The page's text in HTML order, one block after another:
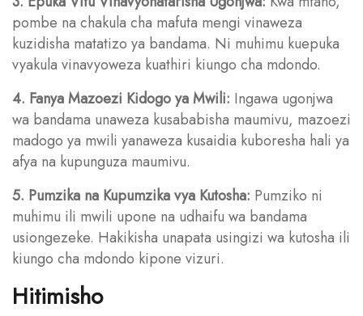
pombe na chakula cha mafuta mengi vinaweza
kuzidisha matatizo ya bandama. Ni muhimu kuepuka
vyakula vinavyoweza kuathiri kiungo cha mdondo.
4. Fanya Mazoezi Kidogo ya Mwili: Ingawa ugonjwa
wa bandama unaweza kusababisha maumivu, mazoezi
madogo ya mwili yanaweza kusaidia kuboresha hali ya
afya na kupunguza maumivu.
5. Pumzika na Kupumzika vya Kutosha: Pumziko ni
muhimu ili mwili upone na udhaifu wa bandama
usiongezeke. Hakikisha unapata usingizi wa kutosha ili
kiungo cha mdondo kipone vizuri.
Hitimisho